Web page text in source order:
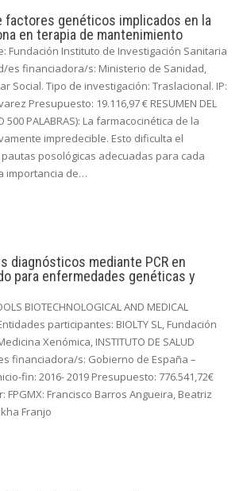
factores genéticos implicados en la
en terapia de mantenimiento
Fundación Instituto de Investigación Sanitaria
es financiadora/s: Ministerio de Sanidad,
Social. Tipo de investigación: Traslacional. IP:
Presupuesto: 19.116,97 € RESUMEN DEL
500 PALABRAS): La farmacocinética de la
impredecible. Esto dificulta el
posológicas adecuadas para cada
importancia de…
diagnósticos mediante PCR en
para enfermedades genéticas y
BIOTECHNOLOGICAL AND MEDICAL
participantes: BIOLTY SL, Fundación
Xenómica, INSTITUTO DE SALUD
es financiadora/s: Gobierno de España –
fin: 2016- 2019 Presupuesto: 776.541,72€
FPGMX: Francisco Barros Angueira, Beatriz
Franjo